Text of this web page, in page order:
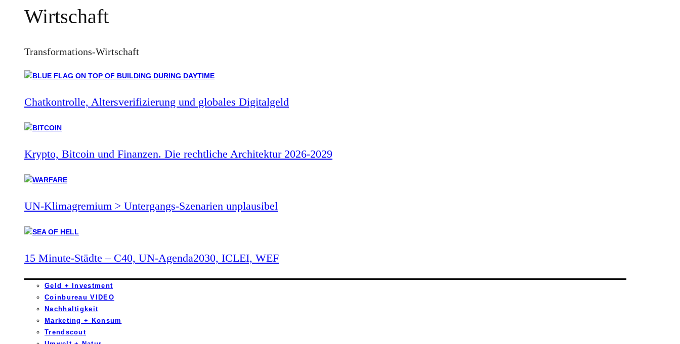
Wirtschaft
Transformations-Wirtschaft
Chatkontrolle, Altersverifizierung und globales Digitalgeld
Krypto, Bitcoin und Finanzen. Die rechtliche Architektur 2026-2029
UN-Klimagremium > Untergangs-Szenarien unplausibel
15 Minute-Städte – C40, UN-Agenda2030, ICLEI, WEF
Geld + Investment
Coinbureau VIDEO
Nachhaltigkeit
Marketing + Konsum
Trendscout